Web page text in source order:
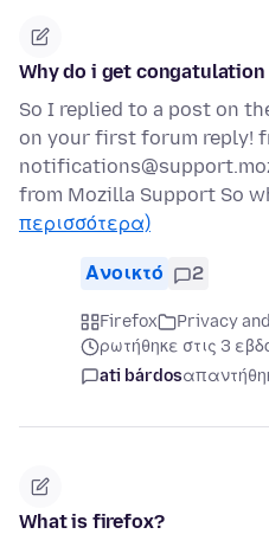
Why do i get
So I replied to a post on
on your first forum reply!
from Mozilla Support So
περισσότερα)
Ανοικτό 2
Firefox
Privacy
ρωτήθηκε στις 3
ati bárdos
What is firefox?